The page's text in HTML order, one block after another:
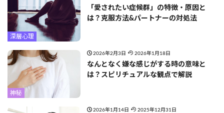
深層心理
「愛されたい症候群」の特徴・原因と
は？克服方法&パートナーの対処法
神秘
2026年2月3日 2026年1月18日
なんとなく嫌な感じがする時の意味と
は？スピリチュアルな観点で解説
2026年1月14日 2025年12月31日